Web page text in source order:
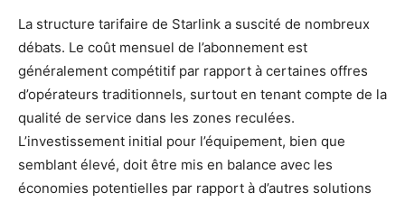
La structure tarifaire de Starlink a suscité de nombreux
débats. Le coût mensuel de l’abonnement est
généralement compétitif par rapport à certaines offres
d’opérateurs traditionnels, surtout en tenant compte de la
qualité de service dans les zones reculées.
L’investissement initial pour l’équipement, bien que
semblant élevé, doit être mis en balance avec les
économies potentielles par rapport à d’autres solutions